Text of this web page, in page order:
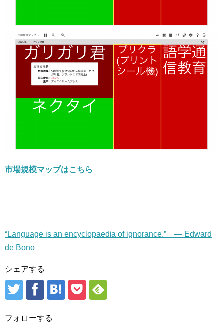
市場規模マップはこちら
“Language is an encyclopaedia of ignorance.” — Edward
de Bono
シェアする
フォローする